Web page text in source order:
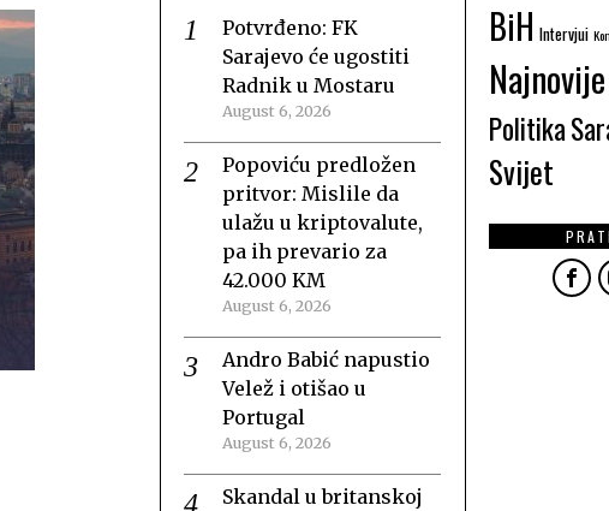
Potvrđeno: FK
Sarajevo će ugostiti
Radnik u Mostaru
August 6, 2026
Popoviću predložen
pritvor: Mislile da
ulažu u kriptovalute,
pa ih prevario za
42.000 KM
August 6, 2026
Andro Babić napustio
Velež i otišao u
Portugal
August 6, 2026
Skandal u britanskoj
BiH Intervjui
Najnovije
Politika
Svijet